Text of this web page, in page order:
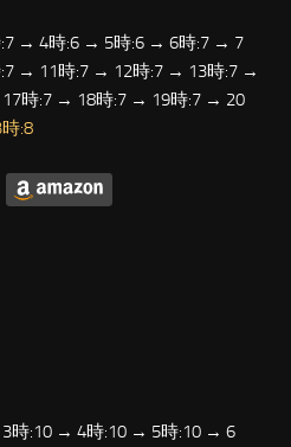
→ 4時:6 → 5時:6 → 6時:7 → 7
→ 11時:7 → 12時:7 → 13時:7 →
時:7 → 18時:7 → 19時:7 → 20
:8
時:10 → 4時:10 → 5時:10 → 6